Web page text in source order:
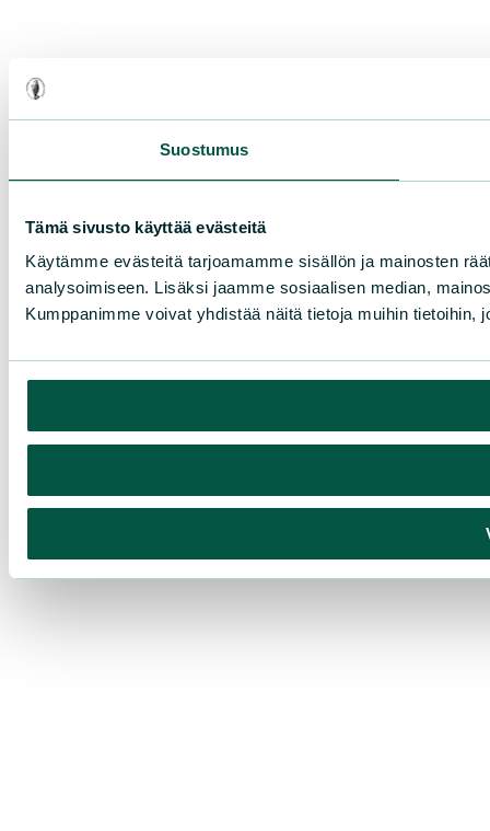
Suostumus
Tämä sivusto käyttää evästeitä
Käytämme evästeitä tarjoamamme sisällön ja mainosten
analysoimiseen. Lisäksi jaamme sosiaalisen median,
Kumppanimme voivat yhdistää näitä tietoja muihin tietoihin,